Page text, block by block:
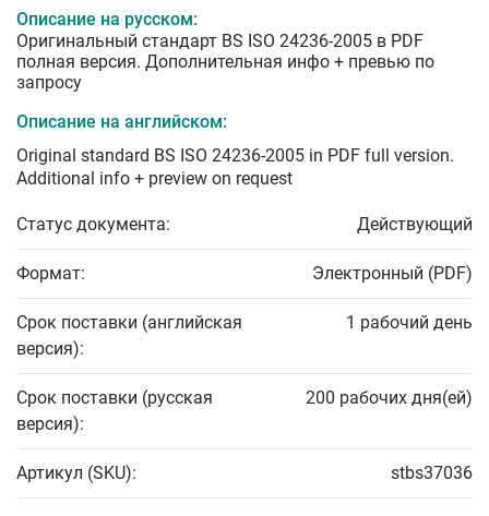
Описание на русском:
Оригинальный стандарт BS ISO 24236-2005 в PDF
полная версия. Дополнительная инфо + превью по
запросу
Описание на английском:
Original standard BS ISO 24236-2005 in PDF full version.
Additional info + preview on request
Статус документа: Действующий
Формат: Электронный (PDF)
Срок поставки (английская
версия):
1 рабочий день
Срок поставки (русская
версия):
200 рабочих дня(ей)
Артикул (SKU): stbs37036